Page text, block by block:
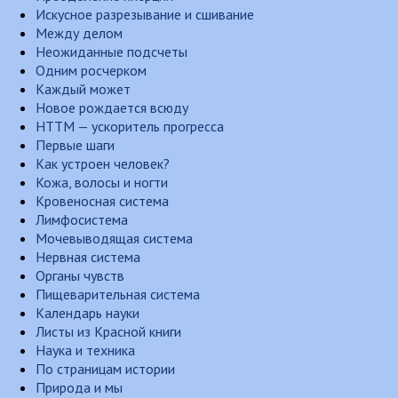
Искусное разрезывание и сшивание
Между делом
Неожиданные подсчеты
Одним росчерком
Каждый может
Новое рождается всюду
НТТМ — ускоритель прогресса
Первые шаги
Как устроен человек?
Кожа, волосы и ногти
Кровеносная система
Лимфосистема
Мочевыводящая система
Нервная система
Органы чувств
Пищеварительная система
Календарь науки
Листы из Красной книги
Наука и техника
По страницам истории
Природа и мы